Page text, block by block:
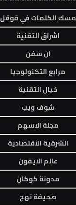
مسك الكلمات في قوقل
اشراق التقنية
ان سفن
مرابع التكنولوجيا
خيال التقنية
شوف ويب
مجلة الاسهم
الشرقية الاقتصادية
عالم الايفون
مدونة كوكان
صحيفة نهج